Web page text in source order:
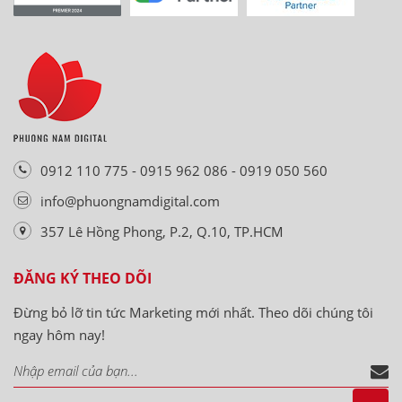
0912 110 775 - 0915 962 086 - 0919 050 560
info@phuongnamdigital.com
357 Lê Hồng Phong, P.2, Q.10, TP.HCM
ĐĂNG KÝ THEO DÕI
Đừng bỏ lỡ tin tức Marketing mới nhất. Theo dõi chúng tôi
ngay hôm nay!